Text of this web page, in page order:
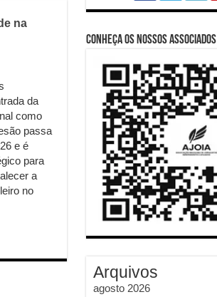
na
da
como
passa
e é
para
a
no
Conheça os nossos Associados
Arquivos
agosto 2026